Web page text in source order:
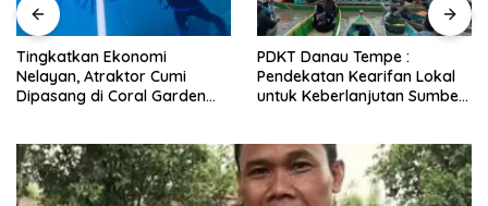
Cumi
Garden
PDKT Danau Tempe :
Pendekatan Kearifan Lokal
untuk Keberlanjutan Sumber
Cara Mengatasi
PMK pada Sapi
Alami dan Medis